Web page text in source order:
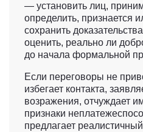
— установить лиц,
определить, признается
сохранить
оценить, реально ли
до начала формальной
Если переговоры не
избегает контакта,
возражения, отчуждает
признаки
предлагает